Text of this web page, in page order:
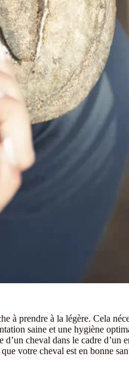
à prendre à la légère. Cela
saine et une hygiène
d’un cheval dans le cadre
votre cheval est en bonne